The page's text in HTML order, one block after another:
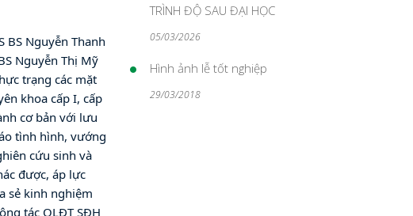
BS Nguyễn Thanh
Nguyễn Thị Mỹ
trạng các mặt
khoa cấp I, cấp
cơ bản với lưu
tình hình, vướng
cứu sinh và
được, áp lực
sẻ kinh nghiệm
tác QLĐT SĐH
TRÌNH ĐỘ SAU ĐẠI HỌC
05/03/2026
Hình ảnh lễ tốt nghiệp
29/03/2018